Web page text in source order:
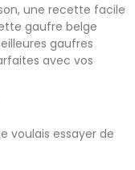
une recette facile
gaufre belge
gaufres
avec vos
voulais essayer de